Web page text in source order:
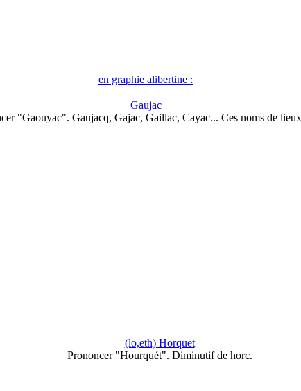
en graphie alibertine :
Gaujac
"Gaouyac". Gaujacq, Gajac, Gaillac, Cayac... Ces noms de
(lo,eth) Horquet
Prononcer "Hourquét". Diminutif de horc.